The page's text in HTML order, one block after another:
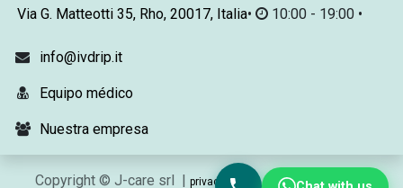
Via G. Matteotti 35, Rho, 20017, Italia• 10:00 - 19:00 •
info@ivdrip.it
Equipo médico
Nuestra empresa
Copyright © J-care srl | privacy policy política de cookies